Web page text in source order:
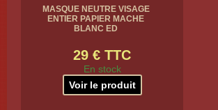
MASQUE NEUTRE VISAGE
ENTIER PAPIER MACHE
BLANC ED
29 € TTC
En stock
Voir le produit